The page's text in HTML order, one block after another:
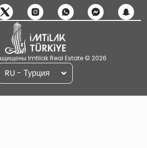
Imtilak Real Estate © 2026
RU - Турция